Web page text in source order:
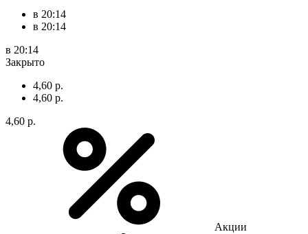
в 20:14
в 20:14
в 20:14
Закрыто
4,60 р.
4,60 р.
4,60 р.
Акции